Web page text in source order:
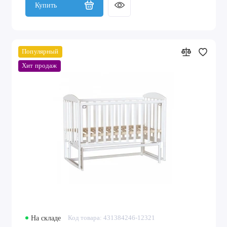
Купить
Популярный
Хит продаж
На складе Код товара: 431384246-12321